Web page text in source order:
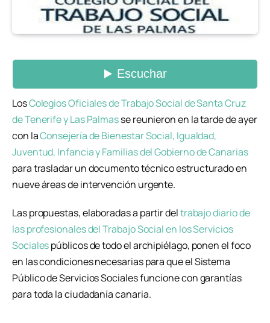
LosColegios Oficiales de Trabajo Social de Santa Cruz
de Tenerife y Las Palmasse reunieron en la tarde de ayer
con laConsejería de Bienestar Social, Igualdad,
Juventud, Infancia y Familias del Gobierno de Canarias
para trasladar un documento técnico estructurado en
nueve áreas de intervención urgente.
Las propuestas, elaboradas a partir deltrabajo diario de
las profesionales del Trabajo Social en los Servicios
Socialespúblicos de todo el archipiélago, ponen el foco
en las condiciones necesarias para que el Sistema
Público de Servicios Sociales funcione con garantías
para toda la ciudadanía canaria.